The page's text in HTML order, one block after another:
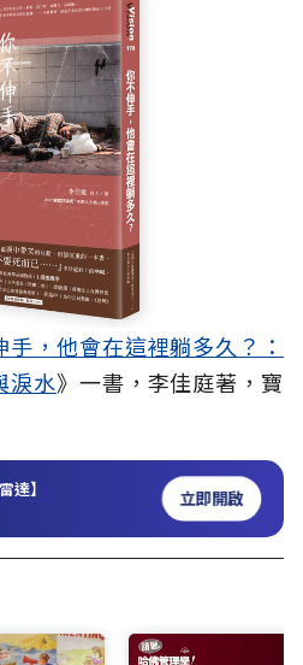
手，他會在這裡躺多久？：
淚水》一書，李佳庭著，寶
達】 立即開啟